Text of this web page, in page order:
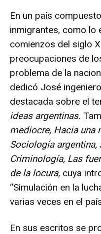
En un país
inmigrantes, como lo
comienzos del siglo
preocupaciones de
problema de la
dedicó José
destacada sobre el
ideas argentinas.
mediocre, Hacia una
Sociología
Criminología, Las
de la locura, cuya
“Simulación en la
varias veces en el
En sus escritos se